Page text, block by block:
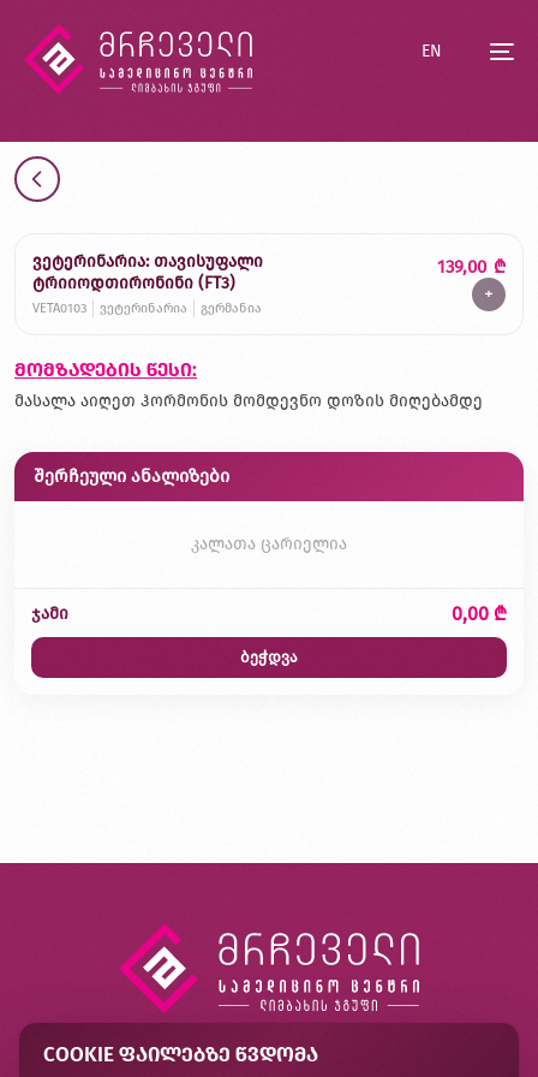
EN
ვეტერინარია: თავისუფალი
ტრიიოდთირონინი (FT3)
VETA0103 ვეტერინარია გერმანია
139,00 ₾
+
მომზადების წესი:
მასალა აიღეთ ჰორმონის მომდევნო დოზის მიღებამდე
შერჩეული ანალიზები
კალათა ცარიელია
ჯამი 0,00 ₾
ბეჭდვა
COOKIE ᲤᲐᲘᲚᲔᲑᲖᲔ ᲬᲕᲓᲝᲛᲐ